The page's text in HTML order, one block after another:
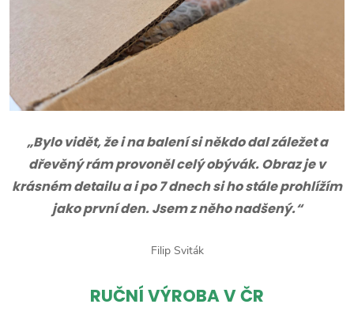
„Bylo vidět, že i na balení si někdo dal záležet a
dřevěný rám provoněl celý obývák. Obraz je v
krásném detailu a i po 7 dnech si ho stále prohlížím
jako první den. Jsem z něho nadšený.“
Filip Sviták
RUČNÍ VÝROBA V ČR